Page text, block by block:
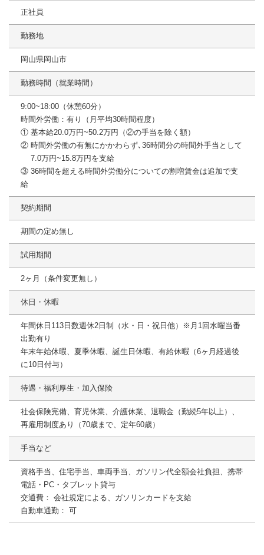
正社員
勤務地
岡山県岡山市
勤務時間（就業時間）
9:00~18:00（休憩60分）
時間外労働：有り（月平均30時間程度）
① 基本給20.0万円~50.2万円（②の手当を除く額）
② 時間外労働の有無にかかわらず､36時間分の時間外手当として
7.0万円~15.8万円を支給
③ 36時間を超える時間外労働分についての割増賃金は追加で支
給
契約期間
期間の定め無し
試用期間
2ヶ⽉（条件変更無し）
休日・休暇
年間休日113日数週休2⽇制（⽔・⽇・祝⽇他）※⽉1回⽔曜当番
出勤有り
年末年始休暇、夏季休暇、誕⽣⽇休暇、有給休暇（6ヶ⽉経過後
に10⽇付与）
待遇・福利厚生・加入保険
社会保険完備、育児休業、介護休業、退職⾦（勤続5年以上）、
再雇⽤制度あり（70歳まで、定年60歳）
手当など
資格⼿当、住宅⼿当、⾞両⼿当、ガソリン代全額会社負担、携帯
電話・PC・タブレット貸与
交通費： 会社規定による、ガソリンカードを⽀給
⾃動⾞通勤： 可